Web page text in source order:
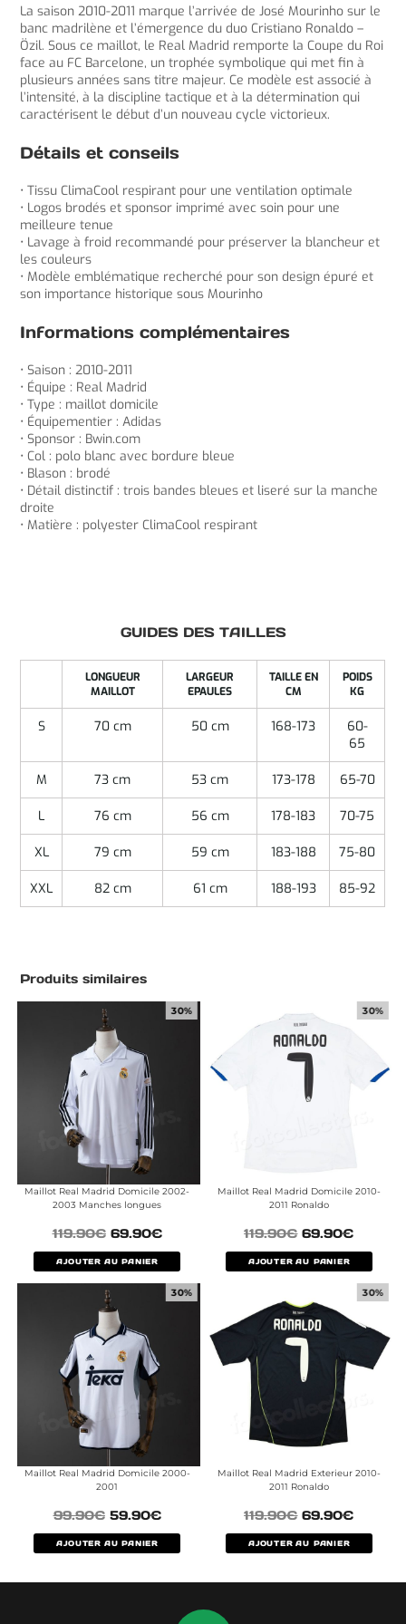
La saison 2010-2011 marque l’arrivée de José Mourinho sur le
banc madrilène et l’émergence du duo Cristiano Ronaldo –
Özil. Sous ce maillot, le Real Madrid remporte la Coupe du Roi
face au FC Barcelone, un trophée symbolique qui met fin à
plusieurs années sans titre majeur. Ce modèle est associé à
l’intensité, à la discipline tactique et à la détermination qui
caractérisent le début d’un nouveau cycle victorieux.
Détails et conseils
• Tissu ClimaCool respirant pour une ventilation optimale
• Logos brodés et sponsor imprimé avec soin pour une
meilleure tenue
• Lavage à froid recommandé pour préserver la blancheur et
les couleurs
• Modèle emblématique recherché pour son design épuré et
son importance historique sous Mourinho
Informations complémentaires
• Saison : 2010-2011
• Équipe : Real Madrid
• Type : maillot domicile
• Équipementier : Adidas
• Sponsor : Bwin.com
• Col : polo blanc avec bordure bleue
• Blason : brodé
• Détail distinctif : trois bandes bleues et liseré sur la manche
droite
• Matière : polyester ClimaCool respirant
GUIDES DES TAILLES
LONGUEUR
MAILLOT
LARGEUR
EPAULES
TAILLE EN
CM
POIDS
KG
S 70 cm 50 cm 168-173
60-
65
M 73 cm 53 cm 173-178 65-70
L 76 cm 56 cm 178-183 70-75
XL 79 cm 59 cm 183-188 75-80
XXL 82 cm 61 cm 188-193 85-92
Produits similaires
30%
Maillot Real Madrid Domicile 2002-
2003 Manches longues
119.90€ 69.90€
AJOUTER AU PANIER
30%
Maillot Real Madrid Domicile 2010-
2011 Ronaldo
119.90€ 69.90€
AJOUTER AU PANIER
30%
Maillot Real Madrid Domicile 2000-
2001
99.90€ 59.90€
AJOUTER AU PANIER
30%
Maillot Real Madrid Exterieur 2010-
2011 Ronaldo
119.90€ 69.90€
AJOUTER AU PANIER